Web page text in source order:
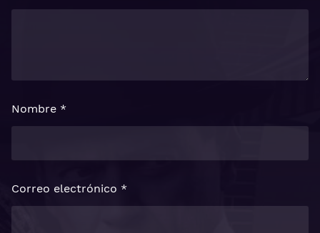
Nombre *
Correo electrónico *